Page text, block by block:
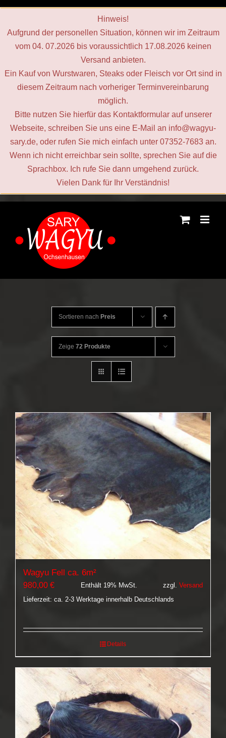
Hinweis!
Aufgrund der personellen Situation, können wir im Zeitraum
vom 04. 07.2026 bis voraussichtlich 17.08.2026 keinen
Versand anbieten.
Ein Kauf von Wurstwaren, Steaks oder Fleisch vor Ort sind in
diesem Zeitraum nach vorheriger Terminvereinbarung
möglich.
Bitte nutzen Sie hierfür das Kontaktformular auf unserer
Webseite, schreiben Sie uns eine E‑Mail an info@wagyu-
sary.de, oder rufen Sie mich einfach unter 07352-7683 an.
Wenn ich nicht erreichbar sein sollte, sprechen Sie auf die
Sprachbox. Ich rufe Sie dann umgehend zurück.
Vielen Dank für Ihr Verständnis!
springen
Sortieren nach Preis
Zeige 72 Produkte
Wagyu Fell ca. 6m²
980,00 € Enthält 19% MwSt. zzgl. Versand
Lieferzeit: ca. 2-3 Werktage innerhalb Deutschlands
Details